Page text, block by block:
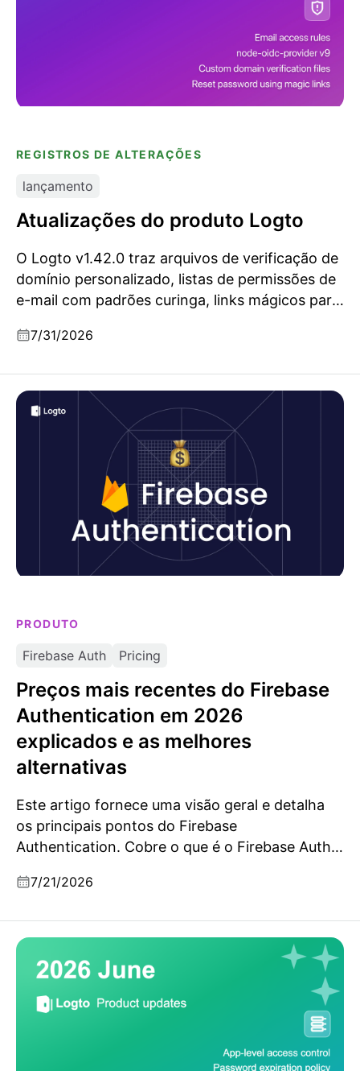
REGISTROS DE ALTERAÇÕES
lançamento
Atualizações do produto Logto
O Logto v1.42.0 traz arquivos de verificação de
domínio personalizado, listas de permissões de
e-mail com padrões curinga, links mágicos para
Grant.LimitExceeded e uma atualização na
7/31/2026
PRODUTO
Firebase Auth Pricing
Preços mais recentes do Firebase
Authentication em 2026
explicados e as melhores
alternativas
Este artigo fornece uma visão geral e detalha
os principais pontos do Firebase
Authentication. Cobre o que é o Firebase Auth,
alternativas ao Firebase Auth.
7/21/2026
Preços mais recentes do Firebase Authentication em
2026 explicados e as melhores alternativas
Atualizações do produto Logto